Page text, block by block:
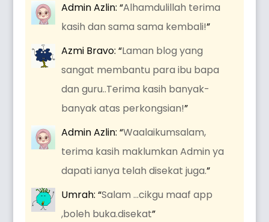
Admin Azlin: “Alhamdulillah terima
kasih dan sama sama kembali!”
Azmi Bravo: “Laman blog yang
sangat membantu para ibu bapa
dan guru..Terima kasih banyak-
banyak atas perkongsian!”
Admin Azlin: “Waalaikumsalam,
terima kasih maklumkan Admin ya
dapati ianya telah disekat juga.”
Umrah: “Salam …cikgu maaf app
,boleh buka.disekat”